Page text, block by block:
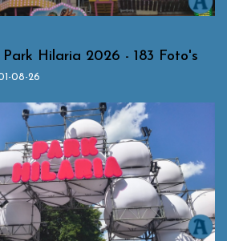
Park Hilaria 2026 - 183 Foto's
08-26